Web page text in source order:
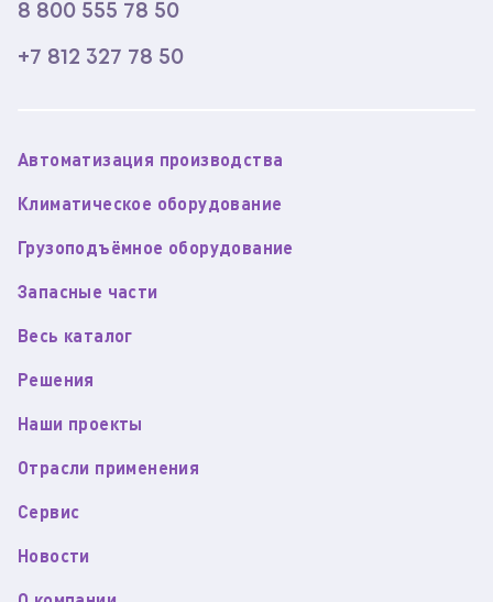
8 800 555 78 50
+7 812 327 78 50
Автоматизация производства
Климатическое оборудование
Грузоподъёмное оборудование
Запасные части
Весь каталог
Решения
Наши проекты
Отрасли применения
Сервис
Новости